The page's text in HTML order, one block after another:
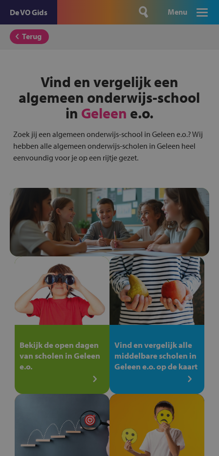
De VO Gids Menu
Terug
Vind en vergelijk een
algemeen onderwijs-school
in Geleen e.o.
Zoek jij een algemeen onderwijs-school in Geleen e.o.? Wij
hebben alle algemeen onderwijs-scholen in Geleen heel
eenvoundig voor je op een rijtje gezet.
Bekijk de open dagen
van scholen in Geleen
e.o.
Vind en vergelijk alle
middelbare scholen in
Geleen e.o. op de kaart